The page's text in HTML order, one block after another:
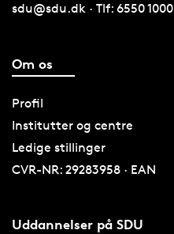
sdu@sdu.dk · Tlf: 6550 1000
Om os
Profil
Institutter og centre
Ledige stillinger
CVR-NR: 29283958 · EAN
Uddannelser på SDU